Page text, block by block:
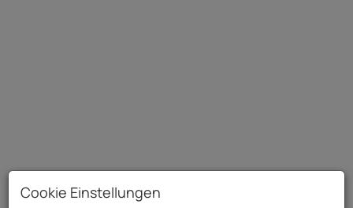
K640_20241024_093818
Cookie Einstellungen